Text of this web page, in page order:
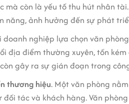
mà còn là yếu tố thu hút nhân
ảnh hưởng đến sự phát
doanh nghiệp lựa chọn văn
địa điểm thường xuyên, tốn
gây ra sự gián đoạn trong
thương hiệu. Một văn phòng
tác và khách hàng. Văn